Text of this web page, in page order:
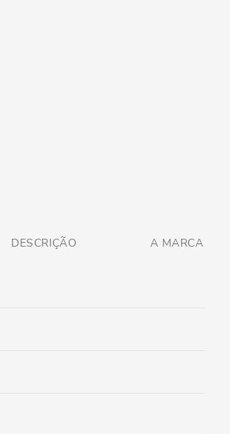
DESCRIÇÃO A MARCA